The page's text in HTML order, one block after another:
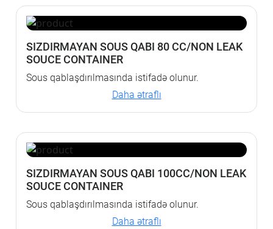
SIZDIRMAYAN SOUS QABI 80 CC/NON LEAK
SOUCE CONTAINER
Sous qablaşdırılmasında istifadə olunur.
Daha ətraflı
SIZDIRMAYAN SOUS QABI 100CC/NON LEAK
SOUCE CONTAINER
Sous qablaşdırılmasında istifadə olunur.
Daha ətraflı